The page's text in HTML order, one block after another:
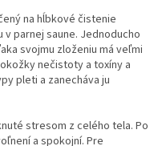
na hĺbkové čistenie
parnej saune. Jednoducho
svojmu zloženiu má veľmi
nečistoty a toxíny a
pleti a zanecháva ju
stresom z celého tela. Po
a spokojní. Pre